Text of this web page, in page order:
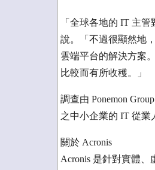
「全球各地的 IT 主
說。「不過很顯然地
雲端平台的解決方案
比較而有所收穫。」
調查由 Ponemon
之中小企業的 IT 從業
關於 Acronis
Acronis 是針對實體